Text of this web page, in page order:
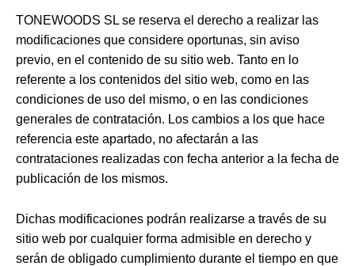
TONEWOODS SL se reserva el derecho a realizar las
modificaciones que considere oportunas, sin aviso
previo, en el contenido de su sitio web. Tanto en lo
referente a los contenidos del sitio web, como en las
condiciones de uso del mismo, o en las condiciones
generales de contratación. Los cambios a los que hace
referencia este apartado, no afectarán a las
contrataciones realizadas con fecha anterior a la fecha de
publicación de los mismos.
Dichas modificaciones podrán realizarse a través de su
sitio web por cualquier forma admisible en derecho y
serán de obligado cumplimiento durante el tiempo en que